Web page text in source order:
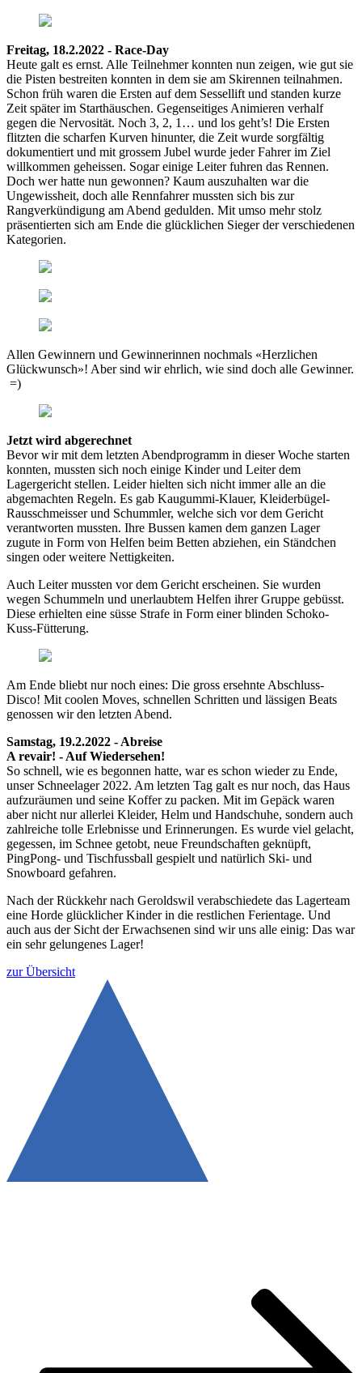
Freitag, 18.2.2022 - Race-Day
Heute galt es ernst. Alle Teilnehmer konnten nun zeigen, wie gut sie
die Pisten bestreiten konnten in dem sie am Skirennen teilnahmen.
Schon früh waren die Ersten auf dem Sessellift und standen kurze
Zeit später im Starthäuschen. Gegenseitiges Animieren verhalf
gegen die Nervosität. Noch 3, 2, 1… und los geht’s! Die Ersten
flitzten die scharfen Kurven hinunter, die Zeit wurde sorgfältig
dokumentiert und mit grossem Jubel wurde jeder Fahrer im Ziel
willkommen geheissen. Sogar einige Leiter fuhren das Rennen.
Doch wer hatte nun gewonnen? Kaum auszuhalten war die
Ungewissheit, doch alle Rennfahrer mussten sich bis zur
Rangverkündigung am Abend gedulden. Mit umso mehr stolz
präsentierten sich am Ende die glücklichen Sieger der verschiedenen
Kategorien.
Allen Gewinnern und Gewinnerinnen nochmals «Herzlichen
Glückwunsch»! Aber sind wir ehrlich, wie sind doch alle Gewinner.
=)
Jetzt wird abgerechnet
Bevor wir mit dem letzten Abendprogramm in dieser Woche starten
konnten, mussten sich noch einige Kinder und Leiter dem
Lagergericht stellen. Leider hielten sich nicht immer alle an die
abgemachten Regeln. Es gab Kaugummi-Klauer, Kleiderbügel-
Rausschmeisser und Schummler, welche sich vor dem Gericht
verantworten mussten. Ihre Bussen kamen dem ganzen Lager
zugute in Form von Helfen beim Betten abziehen, ein Ständchen
singen oder weitere Nettigkeiten.
Auch Leiter mussten vor dem Gericht erscheinen. Sie wurden
wegen Schummeln und unerlaubtem Helfen ihrer Gruppe gebüsst.
Diese erhielten eine süsse Strafe in Form einer blinden Schoko-
Kuss-Fütterung.
Am Ende bliebt nur noch eines: Die gross ersehnte Abschluss-
Disco! Mit coolen Moves, schnellen Schritten und lässigen Beats
genossen wir den letzten Abend.
Samstag, 19.2.2022 - Abreise
A revair! - Auf Wiedersehen!
So schnell, wie es begonnen hatte, war es schon wieder zu Ende,
unser Schneelager 2022. Am letzten Tag galt es nur noch, das Haus
aufzuräumen und seine Koffer zu packen. Mit im Gepäck waren
aber nicht nur allerlei Kleider, Helm und Handschuhe, sondern auch
zahlreiche tolle Erlebnisse und Erinnerungen. Es wurde viel gelacht,
gegessen, im Schnee getobt, neue Freundschaften geknüpft,
PingPong- und Tischfussball gespielt und natürlich Ski- und
Snowboard gefahren.
Nach der Rückkehr nach Geroldswil verabschiedete das Lagerteam
eine Horde glücklicher Kinder in die restlichen Ferientage. Und
auch aus der Sicht der Erwachsenen sind wir uns alle einig: Das war
ein sehr gelungenes Lager!
zur Übersicht